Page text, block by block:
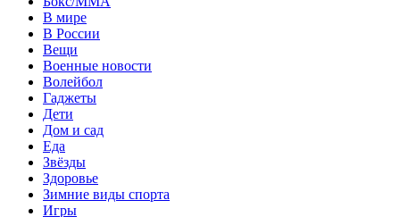
В мире
В России
Вещи
Военные новости
Волейбол
Гаджеты
Дети
Дом и сад
Еда
Звёзды
Здоровье
Зимние виды спорта
Игры